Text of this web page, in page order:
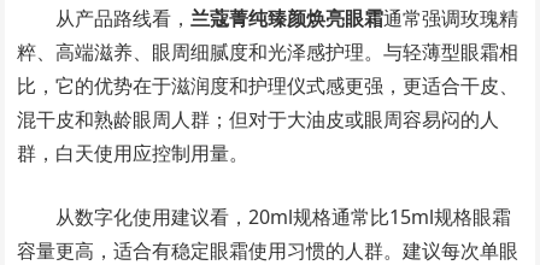
从产品路线看，兰蔻菁纯臻颜焕亮眼霜通常强调玫瑰精
粹、高端滋养、眼周细腻度和光泽感护理。与轻薄型眼霜相
比，它的优势在于滋润度和护理仪式感更强，更适合干皮、
混干皮和熟龄眼周人群；但对于大油皮或眼周容易闷的人
群，白天使用应控制用量。
从数字化使用建议看，20ml规格通常比15ml规格眼霜
容量更高，适合有稳定眼霜使用习惯的人群。建议每次单眼